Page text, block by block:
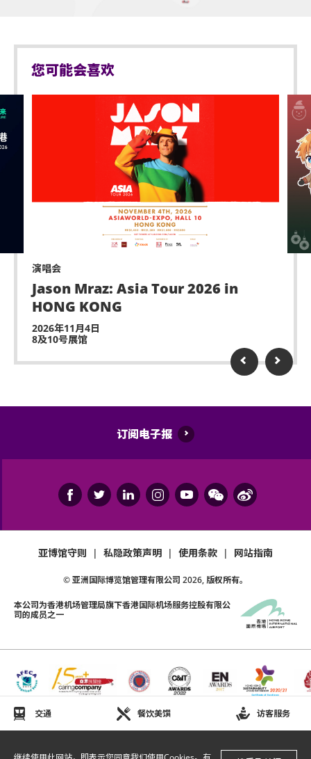
交通 餐饮美馔 访客服务
您可能会喜欢
演唱会
Jason Mraz: Asia Tour 2026 in
HONG KONG
2026年11月4日
8及10号展馆
订阅电子报
亚博馆守则 | 私隐政策声明 | 使用条款 | 网站指南
© 亚洲国际博览馆管理有限公司 2026, 版权所有。
本公司为香港机场管理局旗下香港国际机场服务控股有限公
司的成员之一